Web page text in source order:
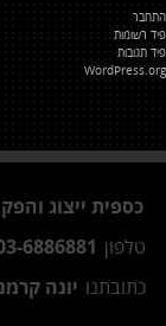
התחבר
פיד רשומות
פיד תגובות
WordPress.org
כספית ייצוג
טלפון 6886881
כתובתנו יונה קרמניצקי 14,